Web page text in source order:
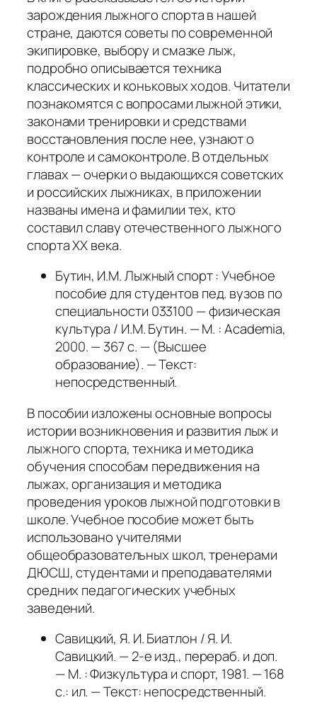
зарождения лыжного спорта в нашей
стране, даются советы по современной
экипировке, выбору и смазке лыж,
подробно описывается техника
классических и коньковых ходов. Читатели
познакомятся с вопросами лыжной этики,
законами тренировки и средствами
восстановления после нее, узнают о
контроле и самоконтроле. В отдельных
главах — очерки о выдающихся советских
и российских лыжниках, в приложении
названы имена и фамилии тех, кто
составил славу отечественного лыжного
спорта ХХ века.
Бутин, И.М. Лыжный спорт : Учебное
пособие для студентов пед. вузов по
специальности 033100 — физическая
культура / И.М. Бутин. — М. : Academia,
2000. — 367 с. — (Высшее
образование). — Текст:
непосредственный.
В пособии изложены основные вопросы
истории возникновения и развития лыж и
лыжного спорта, техника и методика
обучения способам передвижения на
лыжах, организация и методика
проведения уроков лыжной подготовки в
школе. Учебное пособие может быть
использовано учителями
общеобразовательных школ, тренерами
ДЮСШ, студентами и преподавателями
средних педагогических учебных
заведений.
Савицкий, Я. И. Биатлон / Я. И.
Савицкий. — 2-е изд., перераб. и доп.
— М. : Физкультура и спорт, 1981. — 168
с.: ил. — Текст: непосредственный.